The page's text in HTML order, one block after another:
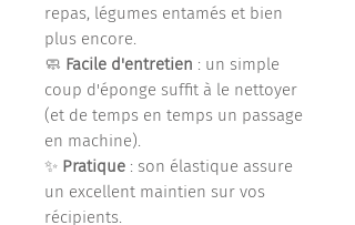
repas, légumes entamés et bien
plus encore.
🧼 Facile d'entretien : un simple
coup d'éponge suffit à le nettoyer
(et de temps en temps un passage
en machine).
✨ Pratique : son élastique assure
un excellent maintien sur vos
récipients.